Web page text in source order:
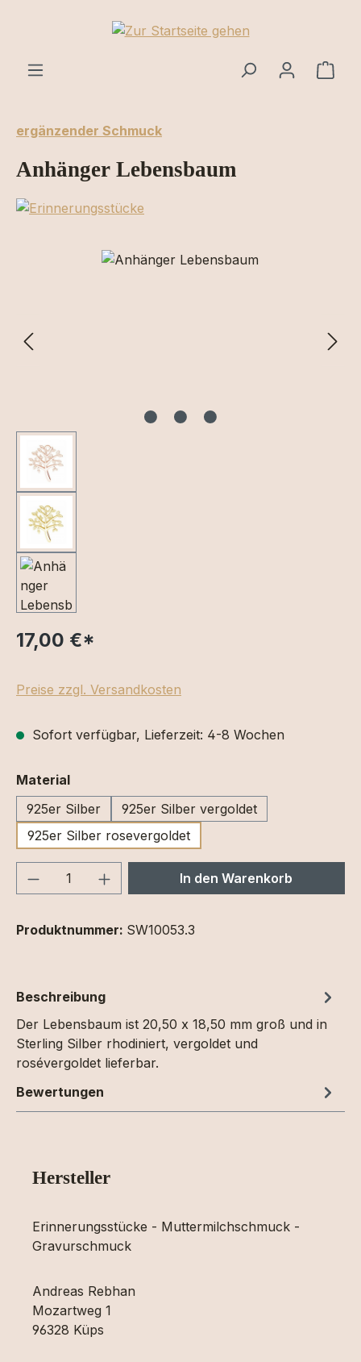
Zum Hauptinhalt springen
ergänzender Schmuck
Anhänger Lebensbaum
Bildergalerie überspringen
17,00 €*
Preise zzgl. Versandkosten
Sofort verfügbar, Lieferzeit: 4-8 Wochen
Materialauswählen
925er Silber
925er Silber vergoldet
925er Silber rosevergoldet
Produkt Anzahl: Gib denIn den Warenkorb
Produktnummer: SW10053.3
Beschreibung
Der Lebensbaum ist 20,50 x 18,50 mm groß und in
Sterling Silber rhodiniert, vergoldet und
rosévergoldet lieferbar.
Bewertungen
Hersteller
Erinnerungsstücke - Muttermilchschmuck -
Gravurschmuck
Andreas Rebhan
Mozartweg 1
96328 Küps